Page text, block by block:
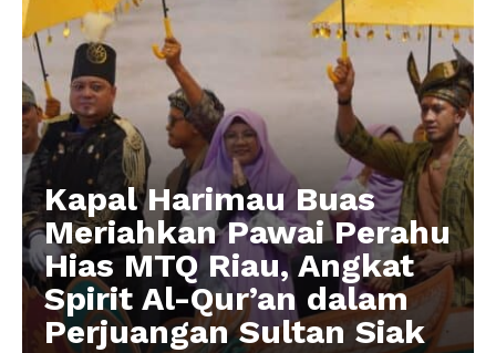
Kapal Harimau Buas
Meriahkan Pawai Perahu
Hias MTQ Riau, Angkat
Spirit Al-Qur’an dalam
Perjuangan Sultan Siak